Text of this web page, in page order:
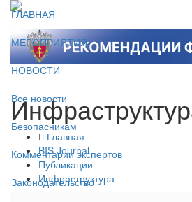
ГЛАВНАЯ
МЕРОПРИЯТИЯ
НОВОСТИ
Все новости
Безопасникам
Комментарии экспертов
Законодательство
Главная
BIS Journal
Публикации
Инфраструктура